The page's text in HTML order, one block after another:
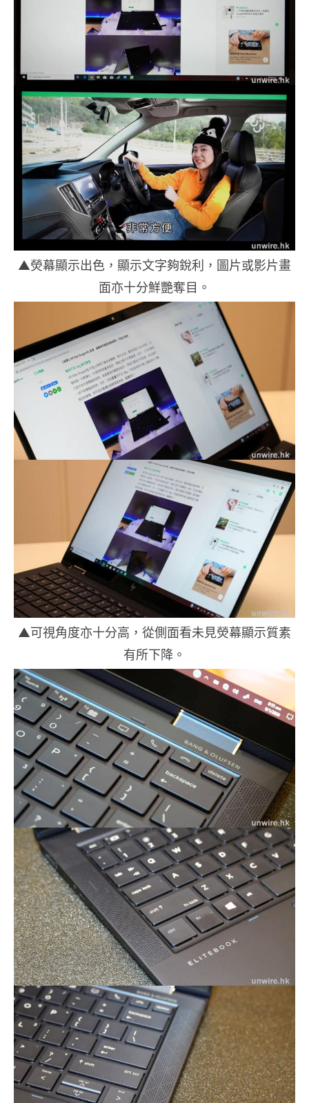
▲熒幕顯示出色，顯示文字夠銳利，圖片或影片畫
面亦十分鮮艷奪目。
▲可視角度亦十分高，從側面看未見熒幕顯示質素
有所下降。